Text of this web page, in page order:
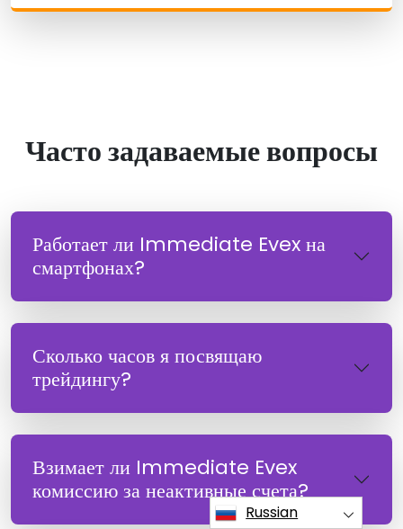
Часто задаваемые вопросы
Работает ли Immediate Evex на
смартфонах?
Сколько часов я посвящаю
трейдингу?
Взимает ли Immediate Evex
комиссию за неактивные счета?
Russian